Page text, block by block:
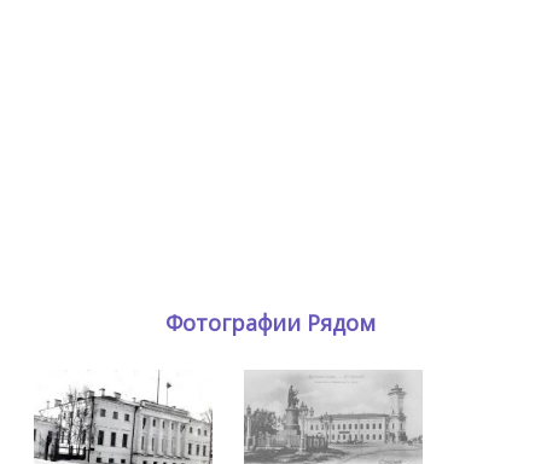
Фотографии Рядом